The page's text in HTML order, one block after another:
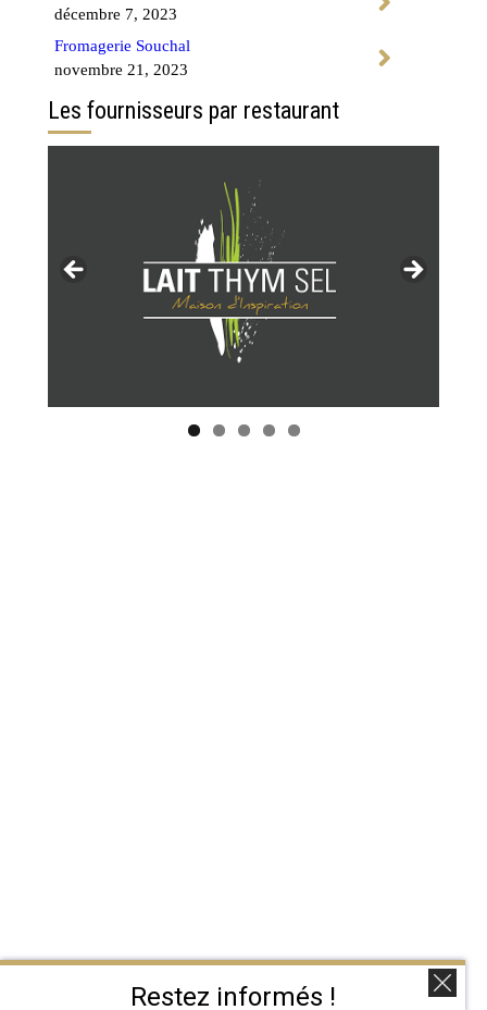
décembre 7, 2023
Fromagerie Souchal
novembre 21, 2023
Les fournisseurs par restaurant
Restez informés !